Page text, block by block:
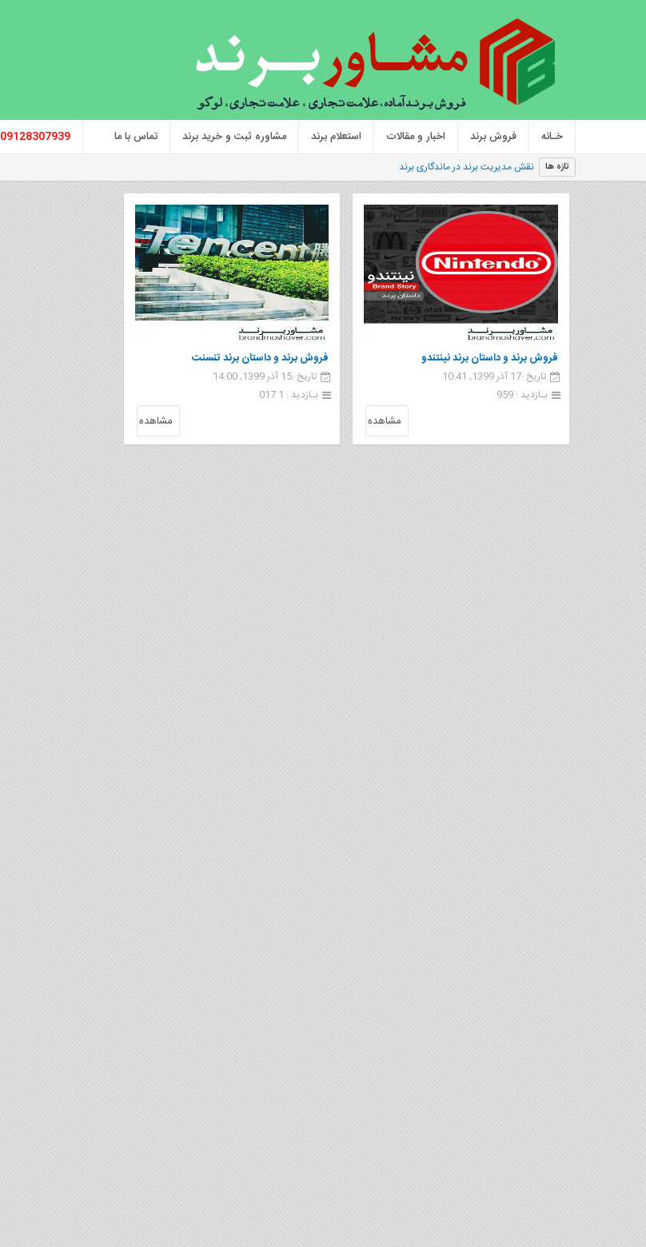
خـانه فروش برند اخبار و مقالات استعلام برند مشاوره ثبت و خرید برند تماس با ما 09128307939
تازه ها |
فروش برند و داستان برند نینتندو
تاریخ :17 آذر 1399, 10:41
بـازدید : 959
مشاهده
فروش برند و داستان برند تنسنت
تاریخ :15 آذر 1399, 14:00
بـازدید : 1 017
مشاهده